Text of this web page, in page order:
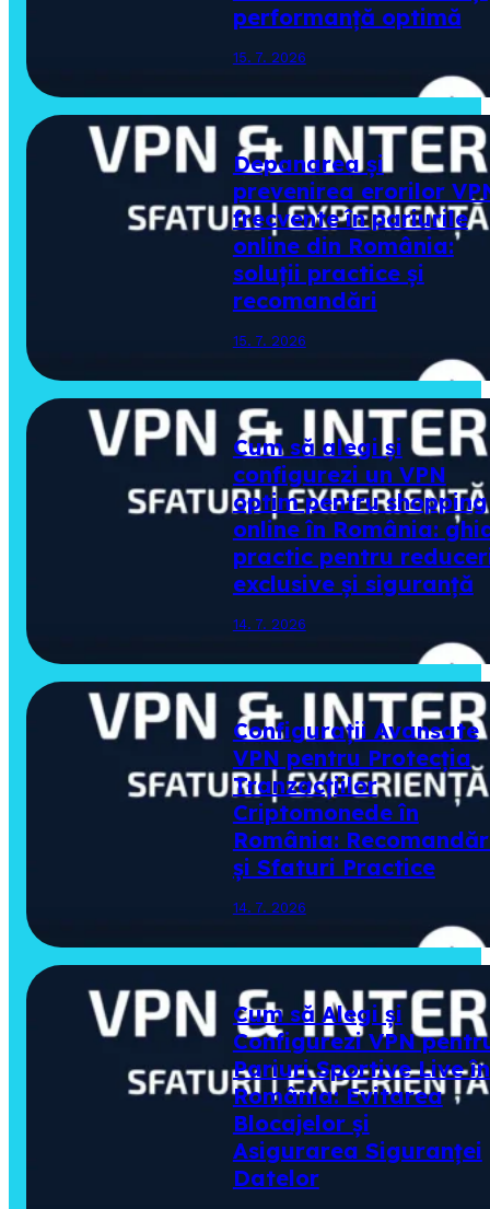
performanță optimă
15. 7. 2026
Depanarea și
prevenirea erorilor
frecvente în pariurile
online din România:
soluții practice și
recomandări
15. 7. 2026
Cum să alegi și
configurezi un VPN
optim pentru shopping
online în România:
practic pentru
exclusive și siguranță
14. 7. 2026
Configurații Avansate
VPN pentru Protecția
Tranzacțiilor
Criptomonede în
România:
și Sfaturi Practice
14. 7. 2026
Cum să Alegi și
Configurezi VPN
Pariuri Sportive Live în
România: Evitarea
Blocajelor și
Asigurarea Siguranței
Datelor